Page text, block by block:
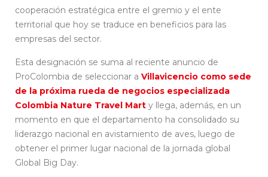
cooperación estratégica entre el gremio y el ente
territorial que hoy se traduce en beneficios para las
empresas del sector.
Esta designación se suma al reciente anuncio de
ProColombia de seleccionar a Villavicencio como sede
de la próxima rueda de negocios especializada
Colombia Nature Travel Mart y llega, además, en un
momento en que el departamento ha consolidado su
liderazgo nacional en avistamiento de aves, luego de
obtener el primer lugar nacional de la jornada global
Global Big Day.